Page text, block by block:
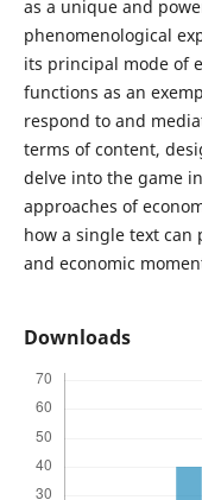
as a unique and
phenomenological
its principal mode of
functions as an
respond to and
terms of content,
delve into the game
approaches of
how a single text
and economic
Downloads